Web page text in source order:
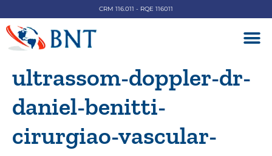
CRM 116.011 - RQE 116011
ultrassom-doppler-dr-
daniel-benitti-
cirurgiao-vascular-